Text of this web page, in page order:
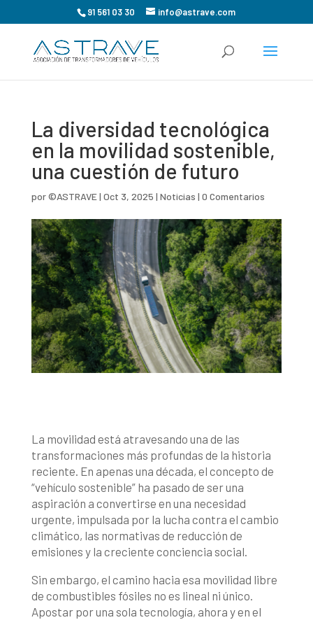
91 561 03 30 info@astrave.com
La diversidad tecnológica
en la movilidad sostenible,
una cuestión de futuro
por©ASTRAVE| Oct 3, 2025 | Noticias | 0 Comentarios
La movilidad está atravesando una de las
transformaciones más profundas de la historia
reciente. En apenas una década, el concepto de
“vehículo sostenible” ha pasado de ser una
aspiración a convertirse en una necesidad
urgente, impulsada por la lucha contra el cambio
climático, las normativas de reducción de
emisiones y la creciente conciencia social.
Sin embargo, el camino hacia esa movilidad libre
de combustibles fósiles no es lineal ni único.
Apostar por una sola tecnología, ahora y en el